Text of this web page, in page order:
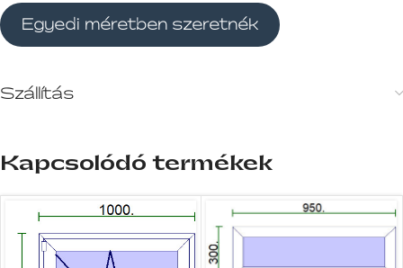
Egyedi méretben szeretnék
Szállítás
Kapcsolódó termékek